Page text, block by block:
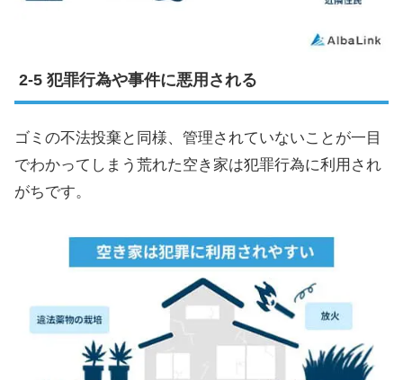
犯罪行為や事件に悪用される
ゴミの不法投棄と同様、管理されていないことが一目
でわかってしまう荒れた空き家は犯罪行為に利用され
がちです。